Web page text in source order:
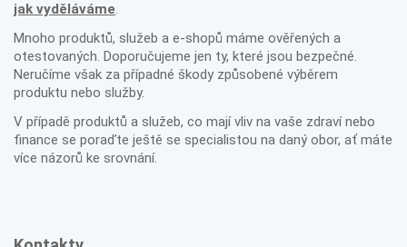
jak vyděláváme.
Mnoho produktů, služeb a e-shopů máme ověřených a
otestovaných. Doporučujeme jen ty, které jsou bezpečné.
Neručíme však za případné škody způsobené výběrem
produktu nebo služby.
V případě produktů a služeb, co mají vliv na vaše zdraví nebo
finance se poraďte ještě se specialistou na daný obor, ať máte
více názorů ke srovnání.